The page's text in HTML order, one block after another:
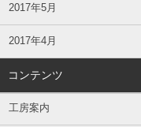
2017年5月
2017年4月
コンテンツ
工房案内